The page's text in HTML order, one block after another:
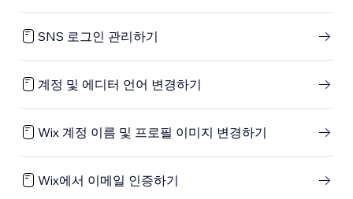
SNS 로그인 관리하기
계정 및 에디터 언어 변경하기
Wix 계정 이름 및 프로필 이미지 변경하기
Wix에서 이메일 인증하기